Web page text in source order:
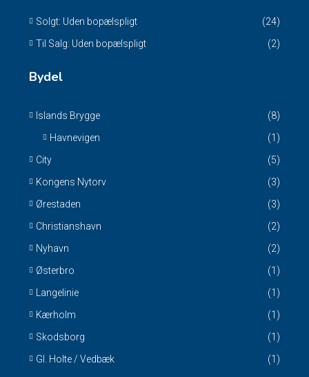
Solgt: Uden bopælspligt
(24)
Til Salg: Uden bopælspligt
(2)
Bydel
Islands Brygge
(8)
Havnevigen
(1)
City
(5)
Kongens Nytorv
(3)
Ørestaden
(3)
Christianshavn
(2)
Nyhavn
(2)
Østerbro
(1)
Langelinie
(1)
Kærholm
(1)
Skodsborg
(1)
Gl. Holte / Vedbæk
(1)